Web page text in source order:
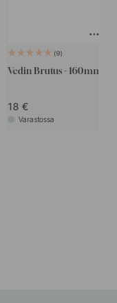
9
Vedin Brutus - 160mm -
18
Varastossa